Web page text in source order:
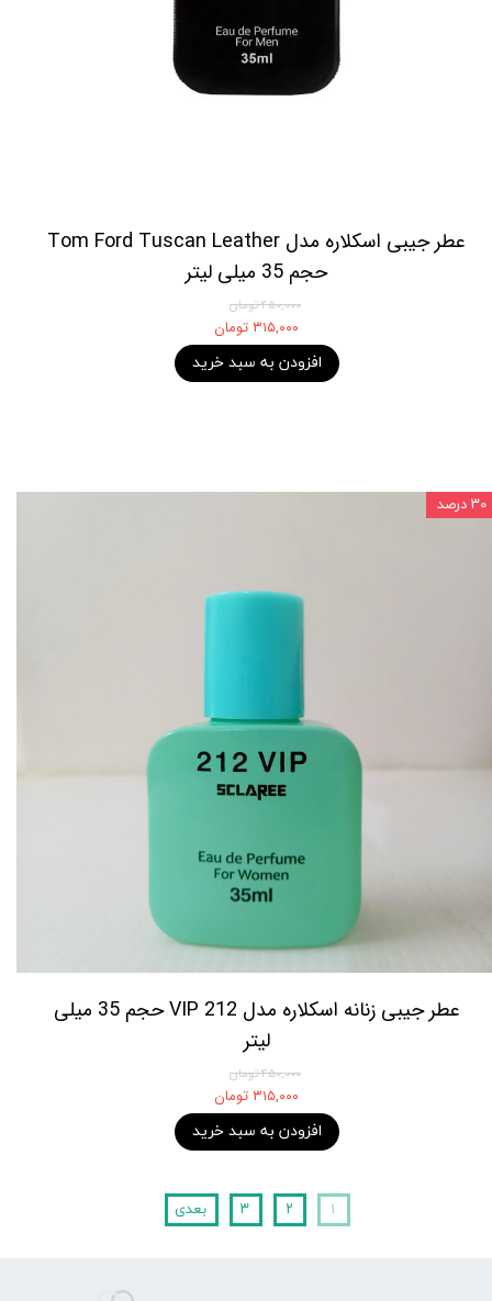
عطر جیبی اسکلاره مدل Tom Ford Tuscan Leather
حجم 35 میلی لیتر
۴۵۰,۰۰۰ تومان
۳۱۵,۰۰۰ تومان
افزودن به سبد خرید
عطر جیبی زنانه اسکلاره مدل 212 VIP حجم 35 میلی
لیتر
۴۵۰,۰۰۰ تومان
۳۱۵,۰۰۰ تومان
افزودن به سبد خرید
۳۰ درصد
۱ ۲ ۳ بعدی